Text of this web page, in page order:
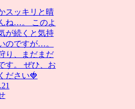
スッキリと晴
ね…。 このよ
が続くと気持
のですが…。
り、まだまだ
す。 ぜひ、お
ださい🍓